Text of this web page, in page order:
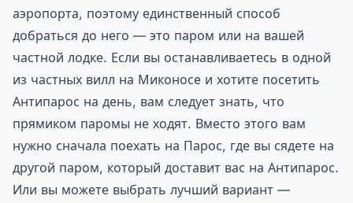
аэропорта, поэтому единственный способ
добраться до него — это паром или на вашей
частной лодке. Если вы останавливаетесь в одной
из частных вилл на Миконосе и хотите посетить
Антипарос на день, вам следует знать, что
прямиком паромы не ходят. Вместо этого вам
нужно сначала поехать на Парос, где вы сядете на
другой паром, который доставит вас на Антипарос.
Или вы можете выбрать лучший вариант —